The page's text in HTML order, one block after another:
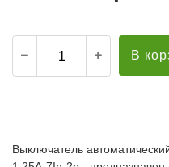
В
Выключатель